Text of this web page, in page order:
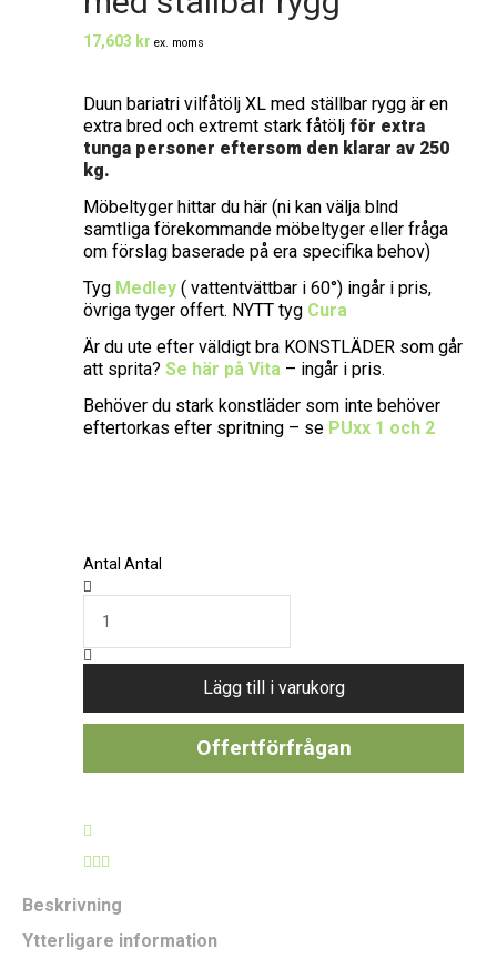
17,603 kr ex. moms
Duun bariatri vilfåtölj XL med ställbar rygg är en
extra bred och extremt stark fåtölj för extra
tunga personer eftersom den klarar av 250
kg.
Möbeltyger hittar du här (ni kan välja blnd
samtliga förekommande möbeltyger eller fråga
om förslag baserade på era specifika behov)
Tyg Medley ( vattentvättbar i 60°) ingår i pris,
övriga tyger offert. NYTT tyg Cura
Är du ute efter väldigt bra KONSTLÄDER som går
att sprita? Se här på Vita – ingår i pris.
Behöver du stark konstläder som inte behöver
eftertorkas efter spritning – se PUxx 1 och 2
Antal Antal
Lägg till i varukorg
Offertförfrågan
Beskrivning
Ytterligare information